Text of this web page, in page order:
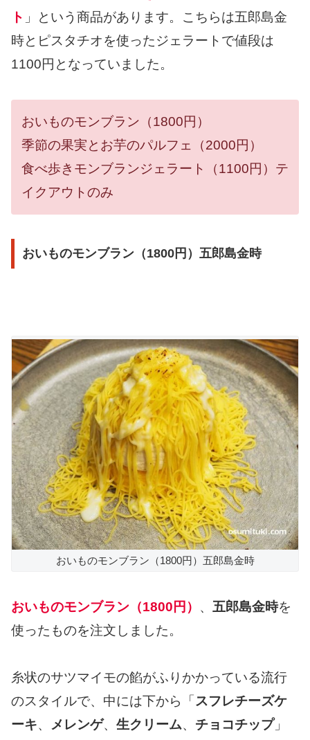
ト 」という商品があります。こちらは五郎島金
時とピスタチオを使ったジェラートで値段は
1100円となっていました。
おいものモンブラン（1800円）
季節の果実とお芋のパルフェ（2000円）
食べ歩きモンブランジェラート（1100円）テ
イクアウトのみ
おいものモンブラン（1800円）五郎島金時
おいものモンブラン（1800円）五郎島金時
おいものモンブラン（1800円） 、 五郎島金時を
使ったものを注文しました。
糸状のサツマイモの餡がふりかかっている流行
のスタイルで、中には下から「 スフレチーズケ
ーキ、 メレンゲ、 生クリーム、 チョコチップ」